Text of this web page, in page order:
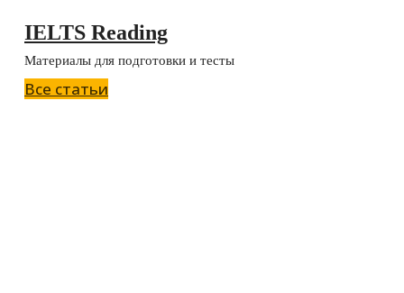
IELTS Reading
Материалы для подготовки и тесты
Все статьи